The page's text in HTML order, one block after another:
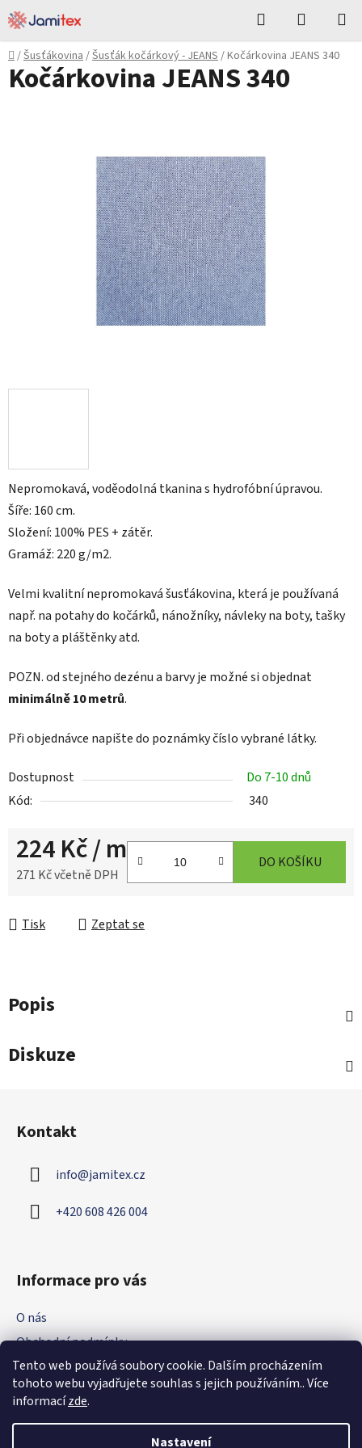
Tento web používá soubory cookie. Dalším procházením
tohoto webu vyjadřujete souhlas s jejich používáním.. Více
informacízde.
Nastavení
Přejít
na
obsah
Hledat
KOŠÍK
Domů
/Šusťákovina/Šusťák kočárkový - JEANS/Kočárkovina JEANS 340
Nepromokavá, voděodolná tkanina s hydrofóbní úpravou.
Šíře: 160 cm.
Složení: 100% PES + zátěr.
Gramáž: 220 g/m2.
Velmi kvalitní nepromokavá šusťákovina, která je používaná
např. na potahy do kočárků, nánožníky, návleky na boty, tašky
na boty a pláštěnky atd.
POZN.od stejného dezénu a barvy je možné si objednat
minimálně 10 metrů.
Při objednávce napište do poznámky číslo vybrané látky.
Dostupnost
Do 7-10 dnů
Kód:
340
224 Kč/ m
271 Kč včetně DPH
DO KOŠÍKU
Tisk Zeptat se
Kočárkovina JEANS 340
Popis
Diskuze
Kontakt
info@jamitex.cz
+420 608 426 004
Informace pro vás
O nás
Obchodní podmínky
Podmínky ochrany osobních údajů
Nejčastější dotazy